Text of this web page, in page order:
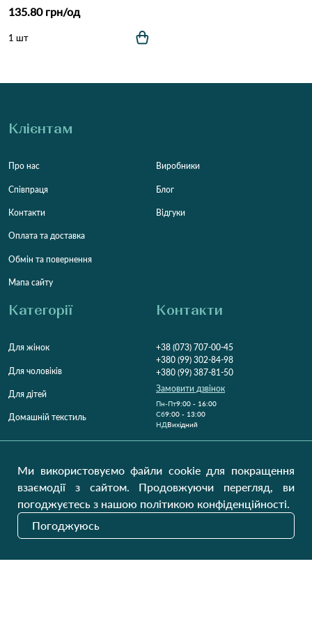
135.80 грн/од
1 шт
Клієнтам
Про нас
Співпраця
Контакти
Оплата та доставка
Обмін та повернення
Мапа сайту
Виробники
Блог
Відгуки
Категорії
Для жінок
Для чоловіків
Для дітей
Домашній текстиль
Контакти
+38 (073) 707-00-45
+380 (99) 302-84-98
+380 (99) 387-81-50
Замовити дзвінок
Пн-Пт9:00 - 16:00
Cб9:00 - 13:00
НДВихідний
Наші оновлення
Ми використовуємо файли cookie для покращення
взаємодії з сайтом. Продовжуючи перегляд, ви
погоджуєтесь з нашою політикою конфіденційності.
Погоджуюсь